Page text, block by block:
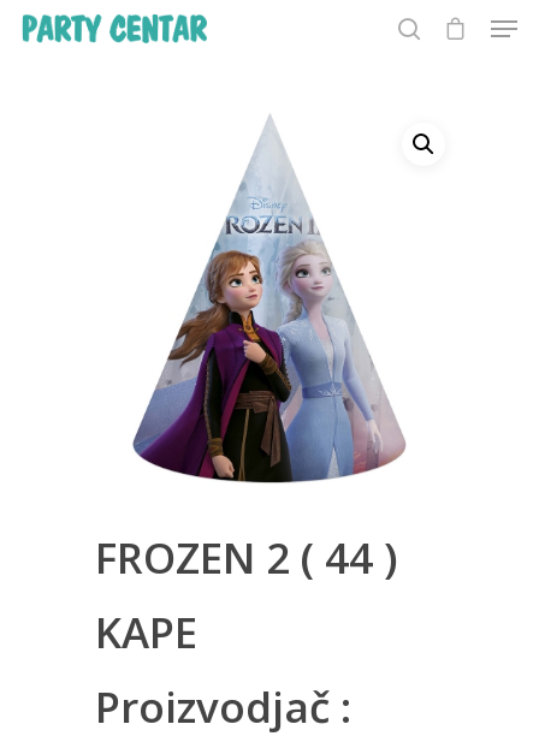
Hit enter to search or ESC to close
FROZEN 2 ( 44 )
KAPE
Proizvodjač :